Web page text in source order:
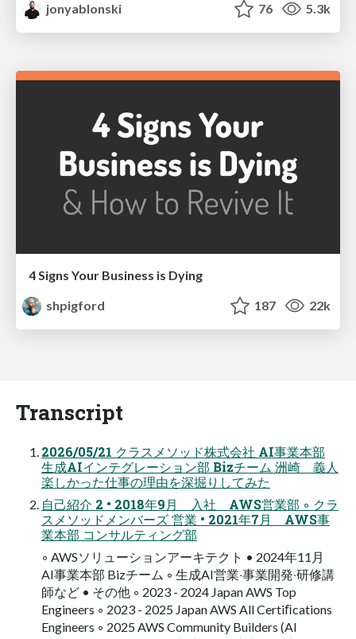
jonyablonski
76 5.3k
4 Signs Your Business is Dying
shpigford
187 22k
Transcript
2026/05/21 クラスメソッド株式会社 AI事業本部
⽣成AIインテグレーション部 Bizチーム 洲崎 義⼈
楽しかった仕事の理由を深掘りしてみた
⾃⼰紹介 2 • 2018年9⽉ ⼊社 AWS営業部 ◦ クラ
スメソッドメンバーズ 営業 • 2021年7⽉ AWS事
業本部 コンサルティング部
◦ AWSソリューションアーキテクト • 2024年11⽉
AI事業本部 Bizチーム ◦ ⽣成AI営業‧事業開発‧研修講
師など • その他 ◦ 2023 - 2024 Japan AWS Top
Engineers ◦ 2023 - 2025 Japan AWS All Certiﬁcations
Engineers ◦ 2025 AWS Community Builders (AI